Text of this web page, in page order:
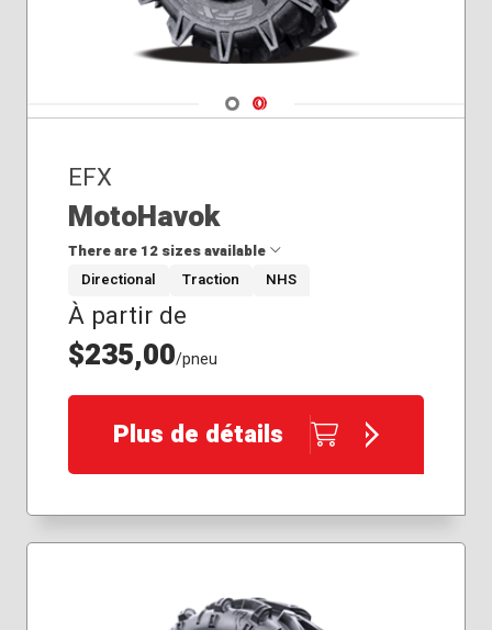
Navigate 1
Navigate 2
EFX
MotoHavok
There are 12 sizes available
28x8.50R14
30x8.50R16
31x8.50R14
32x8.50R18
33x8.50R20
34x8.50R18
35x8.50R20
45x10.00R24
Directional Traction NHS
À partir de
$235,00/pneu
Plus de détails